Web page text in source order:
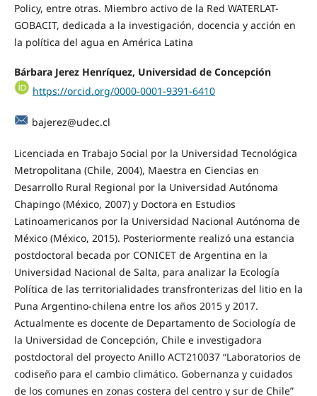
Policy, entre otras. Miembro activo de la Red WATERLAT-
GOBACIT, dedicada a la investigación, docencia y acción en
la política del agua en América Latina
Bárbara Jerez Henríquez, Universidad de Concepción
https://orcid.org/0000-0001-9391-6410
bajerez@udec.cl
Licenciada en Trabajo Social por la Universidad Tecnológica
Metropolitana (Chile, 2004), Maestra en Ciencias en
Desarrollo Rural Regional por la Universidad Autónoma
Chapingo (México, 2007) y Doctora en Estudios
Latinoamericanos por la Universidad Nacional Autónoma de
México (México, 2015). Posteriormente realizó una estancia
postdoctoral becada por CONICET de Argentina en la
Universidad Nacional de Salta, para analizar la Ecología
Política de las territorialidades transfronterizas del litio en la
Puna Argentino-chilena entre los años 2015 y 2017.
Actualmente es docente de Departamento de Sociología de
la Universidad de Concepción, Chile e investigadora
postdoctoral del proyecto Anillo ACT210037 “Laboratorios de
codiseño para el cambio climático. Gobernanza y cuidados
de los comunes en zonas costera del centro y sur de Chile”